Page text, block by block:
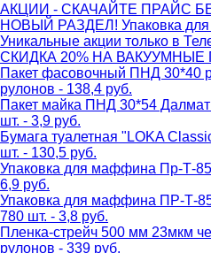
АКЦИИ - СКАЧАЙТЕ ПРАЙС
НОВЫЙ РАЗДЕЛ! Упаковка для
Уникальные акции только в
СКИДКА 20% НА ВАКУУМНЫЕ
Пакет фасовочный ПНД 30*40
рулонов - 138,4 руб.
Пакет майка ПНД 30*54
шт. - 3,9 руб.
Бумага туалетная "LOKA
шт. - 130,5 руб.
Упаковка для маффина Пр-Т-
6,9 руб.
Упаковка для маффина ПР-Т-
780 шт. - 3,8 руб.
Пленка-стрейч 500 мм 23мкм
рулонов - 339 руб.